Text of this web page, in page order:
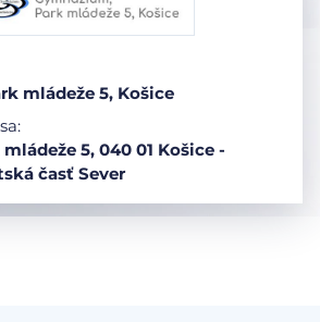
mládeže 5, Košice
mládeže 5, 040 01 Košice -
časť Sever